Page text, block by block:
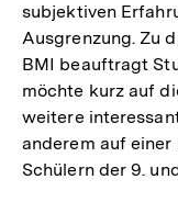
subjektiven
Ausgrenzung. Zu
BMI beauftragt
möchte kurz auf
weitere
anderem auf einer
Schülern der 9.